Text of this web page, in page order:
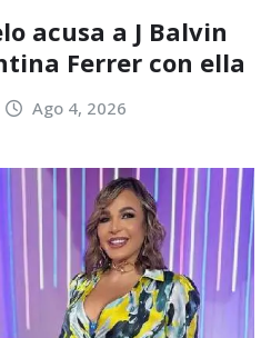
acusa a J Balvin
Ferrer con ella
Ago 4, 2026